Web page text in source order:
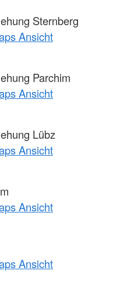
Sternberg
Ansicht
Parchim
Ansicht
Lübz
Ansicht
Ansicht
Ansicht